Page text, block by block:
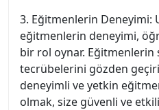
3. Eğitmenlerin Deneyimi:
eğitmenlerin deneyimi,
bir rol oynar. Eğitmenlerin
tecrübelerini gözden
deneyimli ve yetkin
olmak, size güvenli ve